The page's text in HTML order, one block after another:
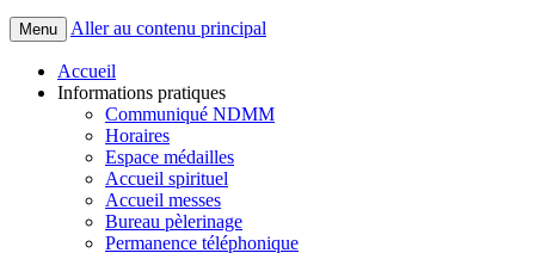
Menu Aller au contenu principal
Accueil
Informations pratiques
Communiqué NDMM
Horaires
Espace médailles
Accueil spirituel
Accueil messes
Bureau pèlerinage
Permanence téléphonique